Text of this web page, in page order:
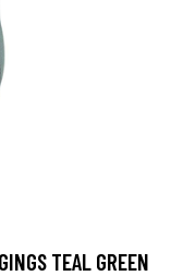
TEAL GREEN